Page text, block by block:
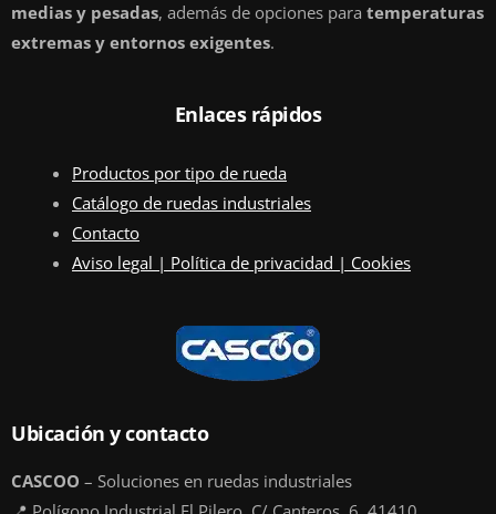
medias y pesadas, además de opciones para temperaturas
extremas y entornos exigentes.
Enlaces rápidos
Productos por tipo de rueda
Catálogo de ruedas industriales
Contacto
Aviso legal | Política de privacidad | Cookies
Ubicación y contacto
CASCOO – Soluciones en ruedas industriales